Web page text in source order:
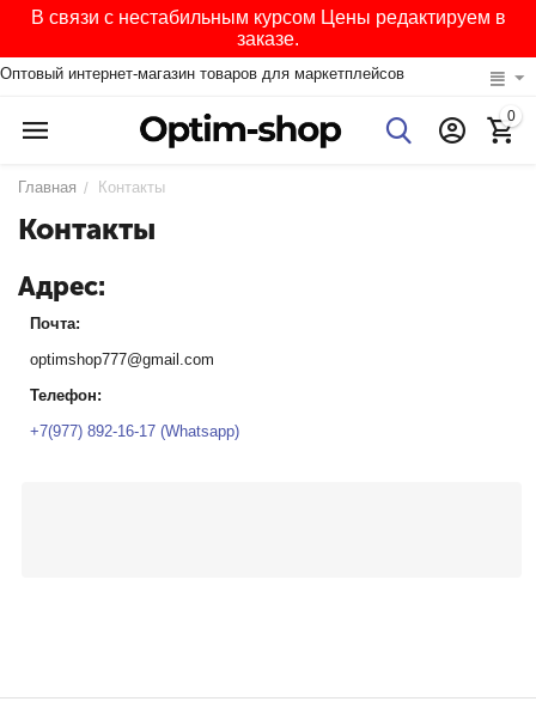
В связи с нестабильным курсом Цены редактируем в
заказе.
Оптовый интернет-магазин товаров для маркетплейсов
0
Главная / Контакты
Контакты
Адрес:
Почта:
optimshop777@gmail.com
Телефон:
+7(977) 892-16-17 (Whatsapp)